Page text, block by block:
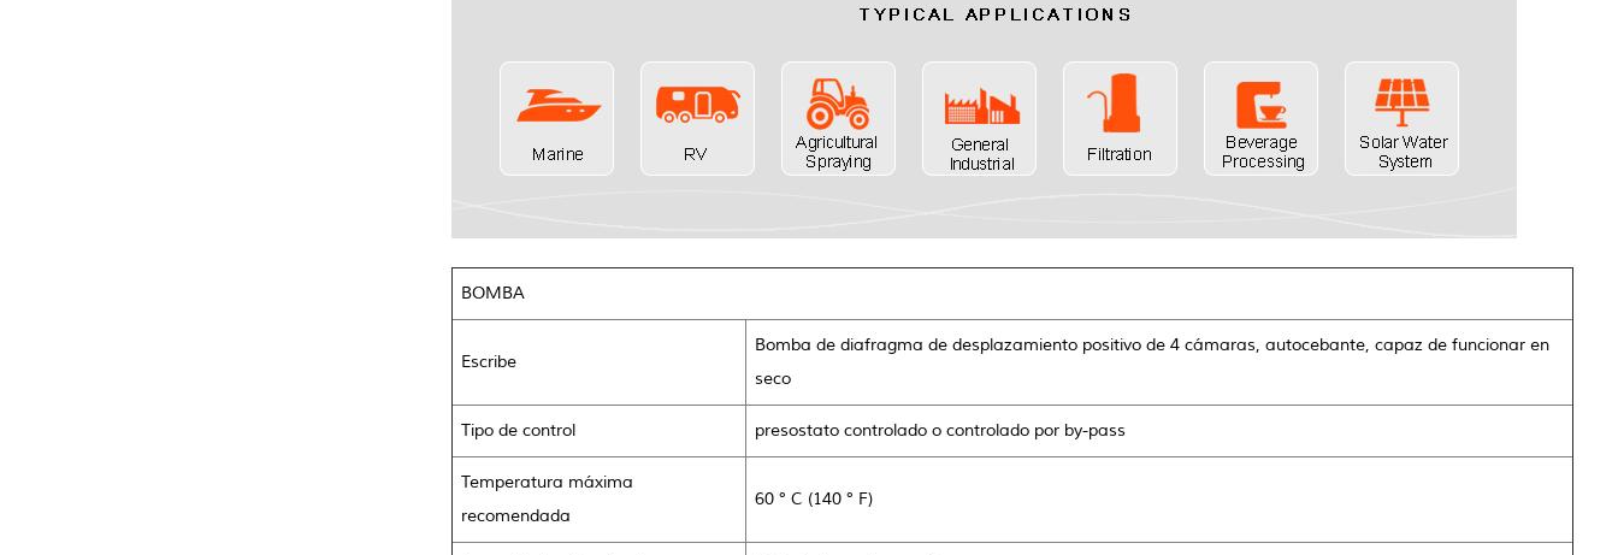
BOMBA
Escribe
Bomba de diafragma de desplazamiento positivo de 4 cámaras, autocebante, capaz de funcionar en
seco
Tipo de control presostato controlado o controlado por by-pass
Temperatura máxima
recomendada
60 ° C (140 ° F)